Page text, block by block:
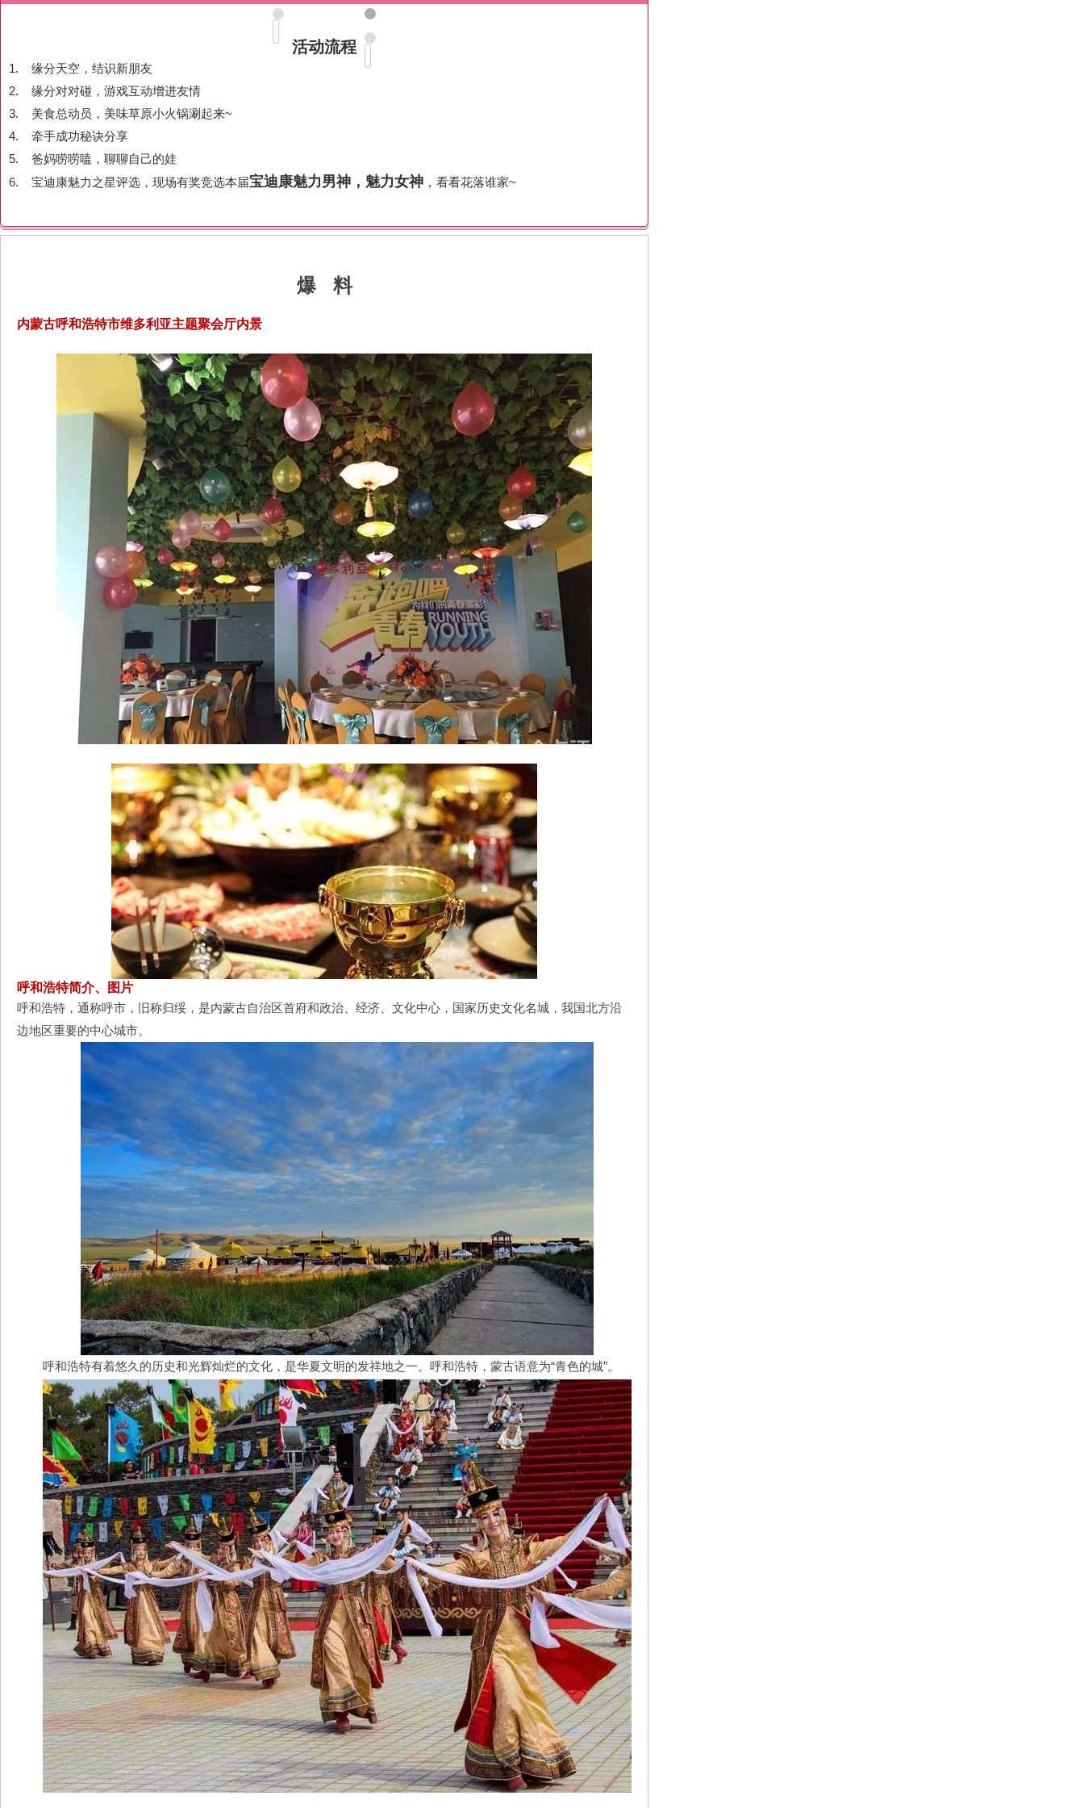
活动流程
1.
缘分天空，结识新朋友
2.
缘分对对碰，游戏互动增进友情
3.
美食总动员，美味草原小火锅涮起来~
4. 牵手成功秘诀分享
5.
爸妈唠唠嗑，聊聊自己的娃
6.
宝迪康魅力之星评选，现场有奖竞选本届宝迪康魅力男神，魅力女神 ， 看看花落谁家~
爆 料
内蒙古呼和浩特市维多利亚主题聚会厅内景
呼和浩特简介、图片
呼和浩特，通称呼市，旧称归绥，是内蒙古自治区首府和政治、经济、文化中心，国家历史文化名城，我国北方沿
边地区重要的中心城市。
呼和浩特有着悠久的历史和光辉灿烂的文化，是华夏文明的发祥地之一。呼和浩特，蒙古语意为“青色的城”。